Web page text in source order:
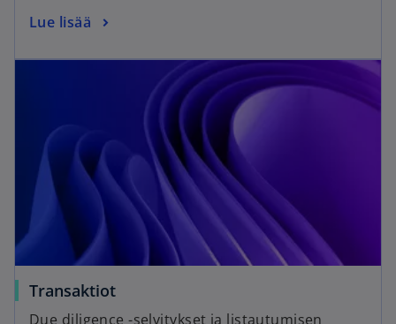
Lue lisää
Transaktiot
Due diligence -selvitykset ja listautumisen